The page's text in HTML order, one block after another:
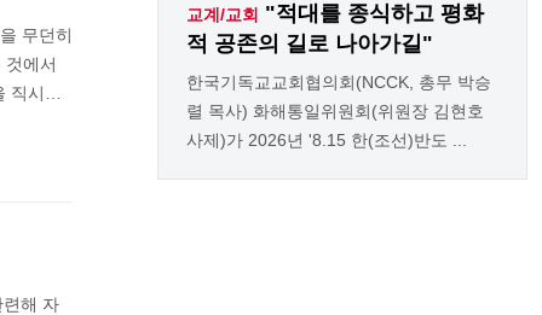
무던히
에서
직시…
해 자
교계/교회 "적대를 종식하고 평화
적 공존의 길로 나아가길"
한국기독교교회협의회(NCCK, 총무 박승
렬 목사) 화해통일위원회(위원장 김현호
사제)가 2026년 '8.15 한(조선)반도 ...